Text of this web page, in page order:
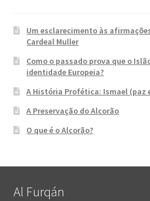
Um esclarecimento às
Cardeal Muller
Como o passado prova que o
identidade Europeia?
A História Profética: Ismael (paz
A Preservação do Alcorão
O que é o Alcorão?
Al Furqán